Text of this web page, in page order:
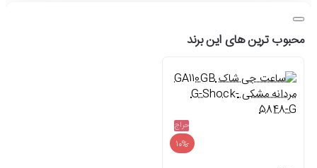
محبوب ترین های این برند
حراج
-10%